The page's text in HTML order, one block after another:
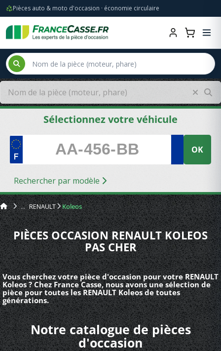
Pièces auto & moto d'occasion · économie circulaire
Sélectionnez votre véhicule
OK
Rechercher par modèle
RENAULT Koleos
PIÈCES OCCASION RENAULT KOLEOS
PAS CHER
Vous cherchez votre pièce d'occasion pour votre RENAULT
Koleos ? Chez France Casse, nous avons une sélection de
pièce pour toutes les RENAULT Koleos de toutes
générations.
Notre catalogue de pièces
d'occasion